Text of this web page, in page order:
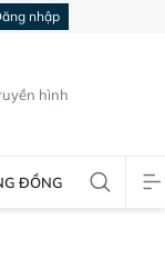
nhập
hình
ĐỒNG